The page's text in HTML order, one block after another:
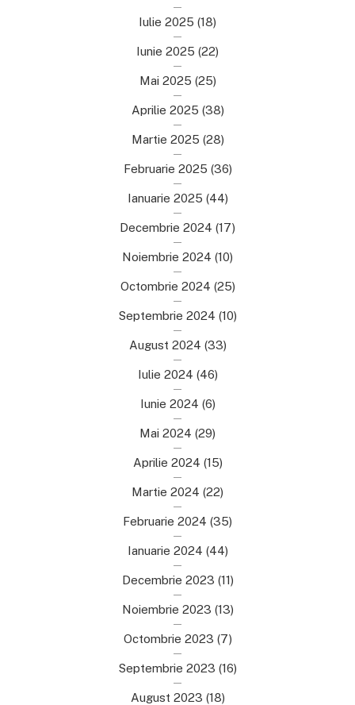
Iulie 2025 (18)
Iunie 2025 (22)
Mai 2025 (25)
Aprilie 2025 (38)
Martie 2025 (28)
Februarie 2025 (36)
Ianuarie 2025 (44)
Decembrie 2024 (17)
Noiembrie 2024 (10)
Octombrie 2024 (25)
Septembrie 2024 (10)
August 2024 (33)
Iulie 2024 (46)
Iunie 2024 (6)
Mai 2024 (29)
Aprilie 2024 (15)
Martie 2024 (22)
Februarie 2024 (35)
Ianuarie 2024 (44)
Decembrie 2023 (11)
Noiembrie 2023 (13)
Octombrie 2023 (7)
Septembrie 2023 (16)
August 2023 (18)